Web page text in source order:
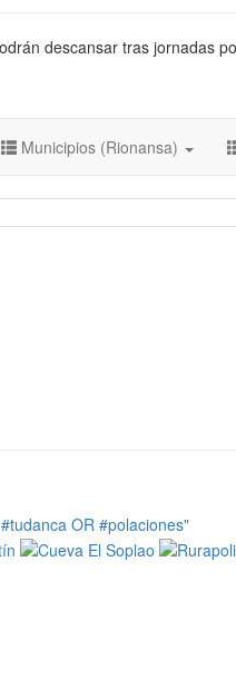
descansar tras jornadas
Municipios (Rionansa)
OR #polaciones"